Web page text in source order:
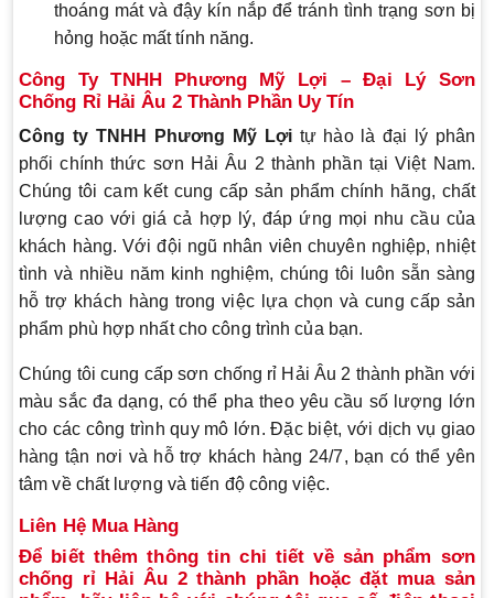
thoáng mát và đậy kín nắp để tránh tình trạng sơn bị
hỏng hoặc mất tính năng.
Công Ty TNHH Phương Mỹ Lợi – Đại Lý Sơn
Chống Rỉ Hải Âu 2 Thành Phần Uy Tín
Công ty TNHH Phương Mỹ Lợitự hào là đại lý phân
phối chính thức sơn Hải Âu 2 thành phần tại Việt Nam.
Chúng tôi cam kết cung cấp sản phẩm chính hãng, chất
lượng cao với giá cả hợp lý, đáp ứng mọi nhu cầu của
khách hàng. Với đội ngũ nhân viên chuyên nghiệp, nhiệt
tình và nhiều năm kinh nghiệm, chúng tôi luôn sẵn sàng
hỗ trợ khách hàng trong việc lựa chọn và cung cấp sản
phẩm phù hợp nhất cho công trình của bạn.
Chúng tôi cung cấp sơn chống rỉ Hải Âu 2 thành phần với
màu sắc đa dạng, có thể pha theo yêu cầu số lượng lớn
cho các công trình quy mô lớn. Đặc biệt, với dịch vụ giao
hàng tận nơi và hỗ trợ khách hàng 24/7, bạn có thể yên
tâm về chất lượng và tiến độ công việc.
Liên Hệ Mua Hàng
Để biết thêm thông tin chi tiết về sản phẩm sơn
chống rỉ Hải Âu 2 thành phần hoặc đặt mua sản